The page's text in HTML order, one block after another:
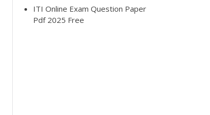
ITI Online Exam Question Paper
Pdf 2025 Free